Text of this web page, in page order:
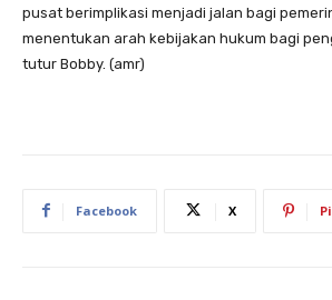
pusat berimplikasi menjadi jalan bagi
menentukan arah kebijakan hukum bagi
tutur Bobby. (amr)
Facebook X